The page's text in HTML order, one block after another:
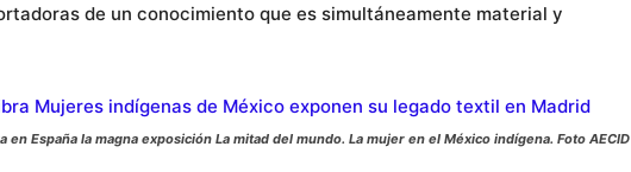
de un conocimiento que es simultáneamente material y
en España la magna exposición La mitad del mundo. La mujer en el México indígena. Foto AECID